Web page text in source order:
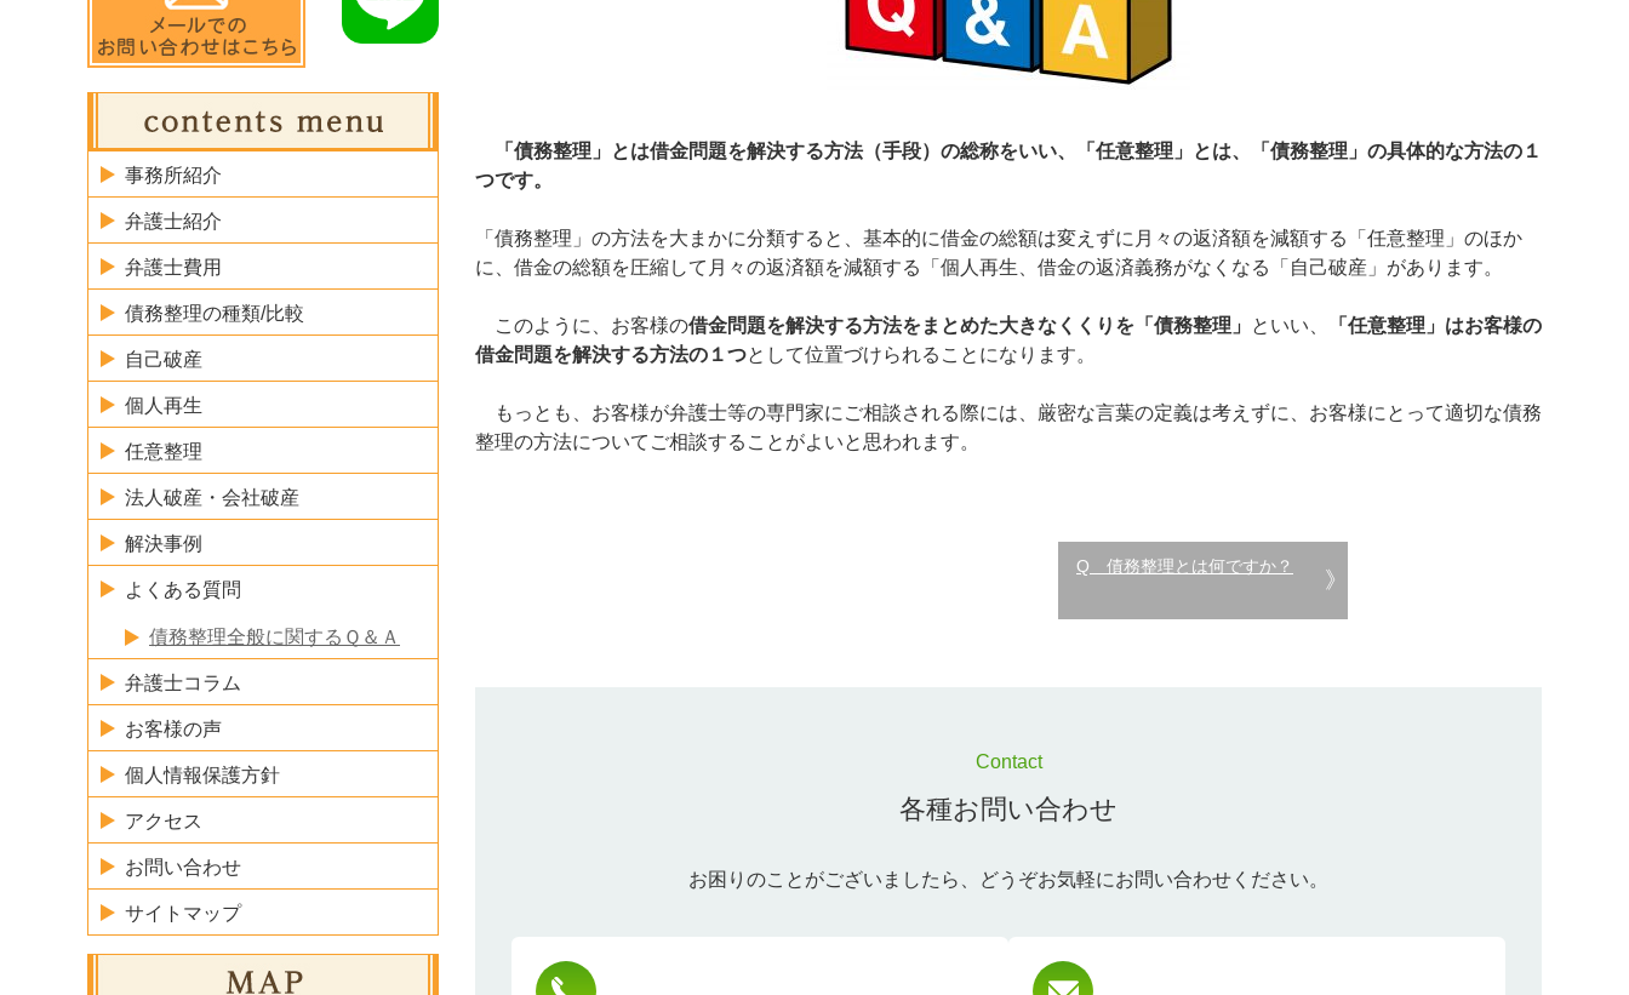
「債務整理」とは借金問題を解決する方法（手段）の総称をいい、「任意整理」とは、「債務整理」の具体的な方法の１
つです。
「債務整理」の方法を大まかに分類すると、基本的に借金の総額は変えずに月々の返済額を減額する「任意整理」のほか
に、借金の総額を圧縮して月々の返済額を減額する「個人再生、借金の返済義務がなくなる「自己破産」があります。
このように、お客様の借金問題を解決する方法をまとめた大きなくくりを「債務整理」 といい、
「任意整理」はお客様の
借金問題を解決する方法の１つとして位置づけられることになります。
もっとも、お客様が弁護士等の専門家にご相談される際には、厳密な言葉の定義は考えずに、お客様にとって適切な債務
整理の方法についてご相談することがよいと思われます。
Q 債務整理とは何ですか？
Contact
各種お問い合わせ
お困りのことがございましたら、 どうぞお気軽にお問い合わせください。
事務所紹介
弁護士紹介
弁護士費用
債務整理の種類/比較
自己破産
個人再生
任意整理
法人破産・会社破産
解決事例
よくある質問
債務整理全般に関するＱ＆Ａ
弁護士コラム
お客様の声
個人情報保護方針
アクセス
お問い合わせ
サイトマップ